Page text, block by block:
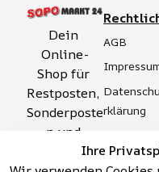
Ihre
Dein
Online-
Shop für
Restposten,
Sonderposte
n und
Aktionsartik
AGB
rklärung